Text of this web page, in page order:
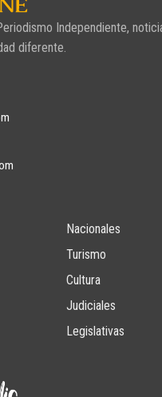
Independiente,
diferente.
Nacionales
Turismo
Cultura
Judiciales
Legislativas